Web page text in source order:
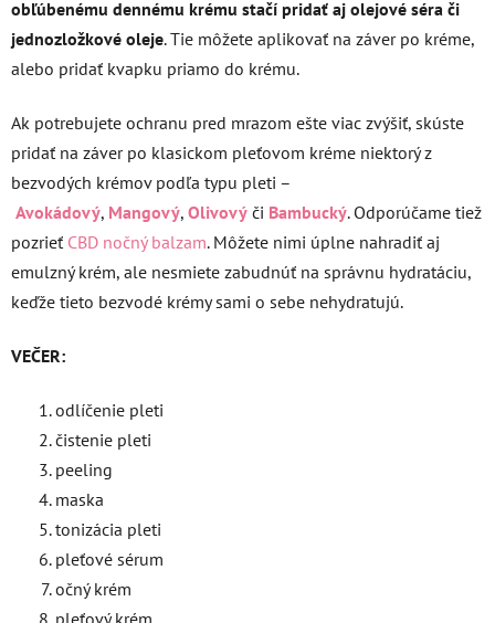
obľúbenému dennému krému stačí pridať aj olejové séra či
jednozložkové oleje. Tie môžete aplikovať na záver po kréme,
alebo pridať kvapku priamo do krému.
Ak potrebujete ochranu pred mrazom ešte viac zvýšiť, skúste
pridať na záver po klasickom pleťovom kréme niektorý z
bezvodých krémov podľa typu pleti –
Avokádový, Mangový, Olivový či Bambucký. Odporúčame tiež
pozrieť CBD nočný balzam. Môžete nimi úplne nahradiť aj
emulzný krém, ale nesmiete zabudnúť na správnu hydratáciu,
keďže tieto bezvodé krémy sami o sebe nehydratujú.
VEČER:
odlíčenie pleti
čistenie pleti
peeling
maska
tonizácia pleti
pleťové sérum
očný krém